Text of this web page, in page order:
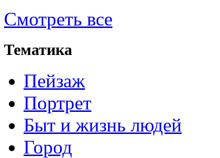
Смотреть все
Тематика
Пейзаж
Портрет
Быт и жизнь людей
Город